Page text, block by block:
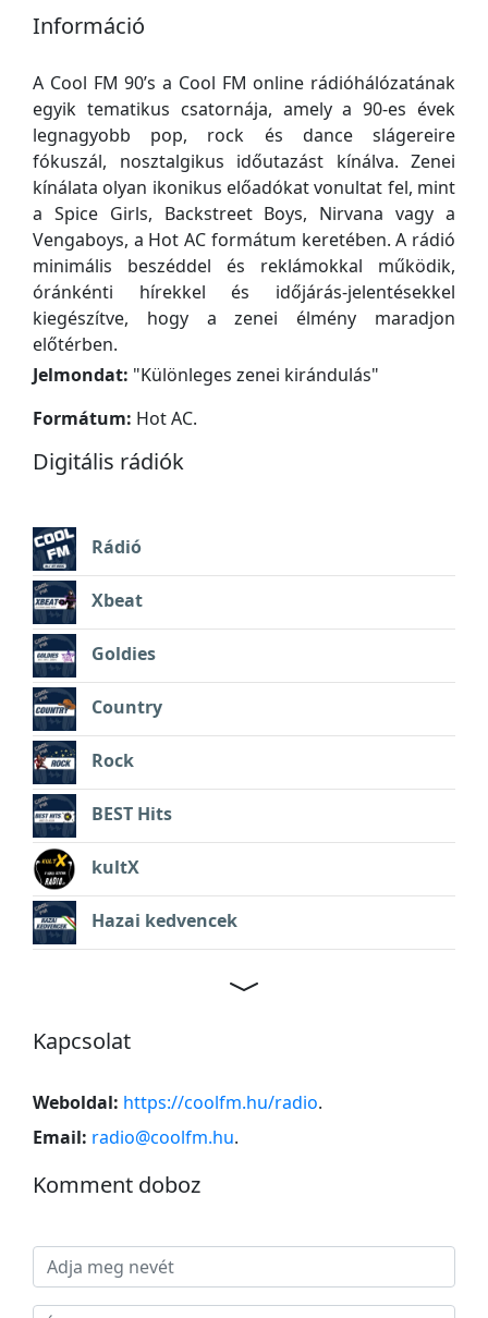
Információ
A Cool FM 90’s a Cool FM online rádióhálózatának
egyik tematikus csatornája, amely a 90-es évek
legnagyobb pop, rock és dance slágereire
fókuszál, nosztalgikus időutazást kínálva. Zenei
kínálata olyan ikonikus előadókat vonultat fel, mint
a Spice Girls, Backstreet Boys, Nirvana vagy a
Vengaboys, a Hot AC formátum keretében. A rádió
minimális beszéddel és reklámokkal működik,
óránkénti hírekkel és időjárás-jelentésekkel
kiegészítve, hogy a zenei élmény maradjon
előtérben.
Jelmondat: "Különleges zenei kirándulás"
Formátum: Hot AC.
Digitális rádiók
Rádió
Xbeat
Goldies
Country
Rock
BEST Hits
kultX
Hazai kedvencek
Kapcsolat
Weboldal: https://coolfm.hu/radio.
Email: radio@coolfm.hu.
Komment doboz